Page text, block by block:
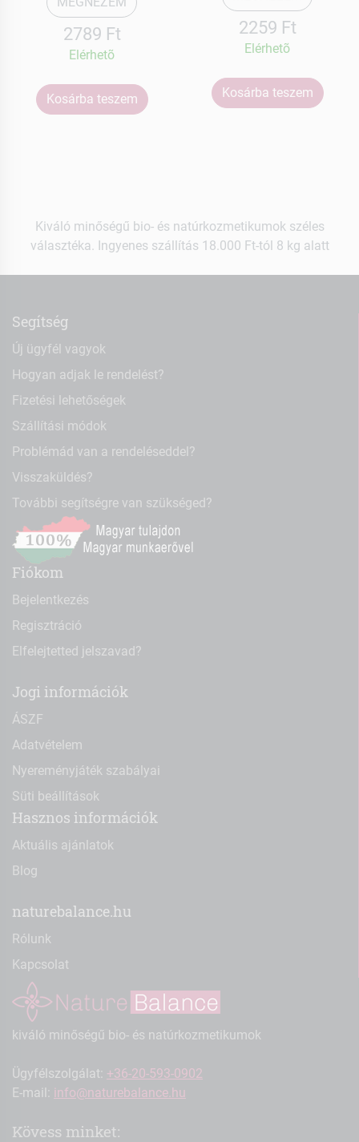
2789 Ft
Elérhetõ
Kosárba teszem
2259 Ft
Elérhetõ
Kosárba teszem
Kiváló minőségű bio- és natúrkozmetikumok széles
választéka. Ingyenes szállítás 18.000 Ft-tól 8 kg alatt
Segítség
Új ügyfél vagyok
Hogyan adjak le rendelést?
Fizetési lehetőségek
Szállítási módok
Problémád van a rendeléseddel?
Visszaküldés?
További segítségre van szükséged?
Fiókom
Bejelentkezés
Regisztráció
Elfelejtetted jelszavad?
Jogi információk
ÁSZF
Adatvételem
Nyereményjáték szabályai
Süti beállítások
Hasznos információk
Aktuális ajánlatok
Blog
naturebalance.hu
Rólunk
Kapcsolat
kiváló minőségű bio- és natúrkozmetikumok
Ügyfélszolgálat: +36-20-593-0902
E-mail: info@naturebalance.hu
Kövess minket: